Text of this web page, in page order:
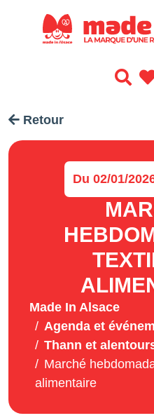
Retour
Du 02/01/
Made In Alsace
Agenda et
Thann et
Marché
alimentaire